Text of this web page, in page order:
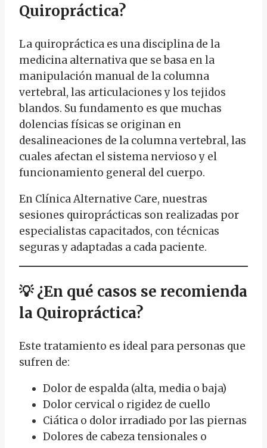
Quiropráctica?
La quiropráctica es una disciplina de la
medicina alternativa que se basa en la
manipulación manual de la columna
vertebral, las articulaciones y los tejidos
blandos. Su fundamento es que muchas
dolencias físicas se originan en
desalineaciones de la columna vertebral, las
cuales afectan el sistema nervioso y el
funcionamiento general del cuerpo.
En Clínica Alternative Care, nuestras
sesiones quiroprácticas son realizadas por
especialistas capacitados, con técnicas
seguras y adaptadas a cada paciente.
💡¿En qué casos se recomienda
la Quiropráctica?
Este tratamiento es ideal para personas que
sufren de:
Dolor de espalda (alta, media o baja)
Dolor cervical o rigidez de cuello
Ciática o dolor irradiado por las piernas
Dolores de cabeza tensionales o